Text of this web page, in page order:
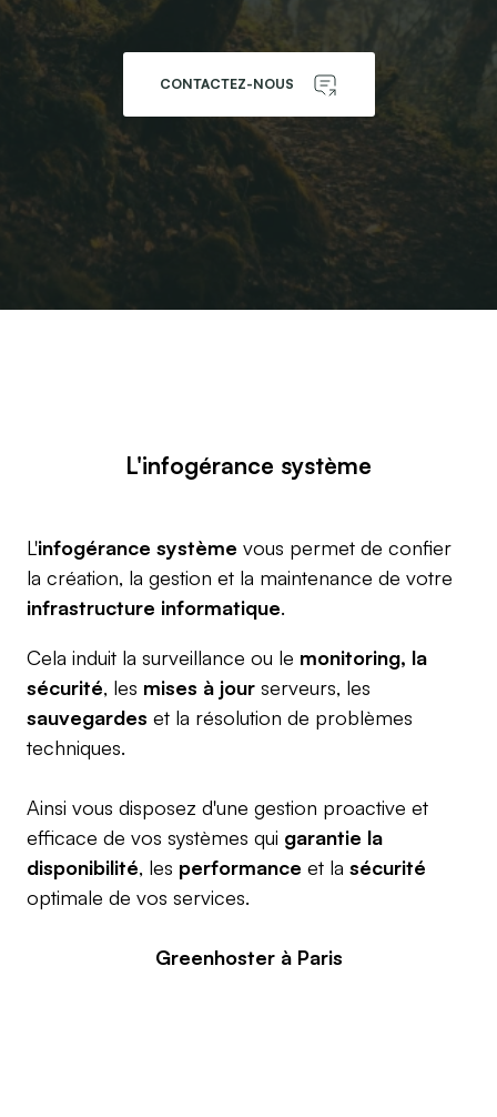
CONTACTEZ-NOUS
L'infogérance système
L'infogérance système vous permet de confier
la création, la gestion et la maintenance de votre
infrastructure informatique.
Cela induit la surveillance ou le monitoring, la
sécurité, les mises à jour serveurs, les
sauvegardes et la résolution de problèmes
techniques.
Ainsi vous disposez d'une gestion proactive et
efficace de vos systèmes qui garantie la
disponibilité, les performance et la sécurité
optimale de vos services.
Greenhoster à Paris